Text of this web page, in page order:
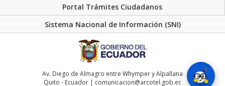
Portal Trámites Ciudadanos
Sistema Nacional de Información (SNI)
Av. Diego de Almagro entre Whymper y Alpallana
Quito - Ecuador | comunicacion@arcotel.gob.ec